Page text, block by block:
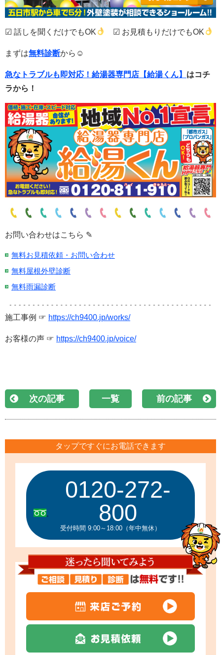
☑ 話しを聞くだけでもOK ☑ お見積もりだけでもOK
まずは無料診断から☺
急なトラブルも即対応！ 給湯器専門店【給湯くん】 はコチ
ラから！
お問い合わせはこちら ✎
無料お見積依頼・お問い合わせ
無料屋根外壁診断
無料雨漏診断
施工事例 ☞ https://ch9400.jp/works/
お客様の声 ☞ https://ch9400.jp/voice/
次の記事 一覧 前の記事
タップですぐにお電話できます
0120-272-
800
受付時間 9:00～18:00（年中無休）